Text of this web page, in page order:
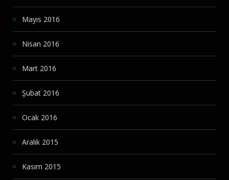
Mayıs 2016
Nisan 2016
Mart 2016
Şubat 2016
Ocak 2016
Aralık 2015
Kasım 2015